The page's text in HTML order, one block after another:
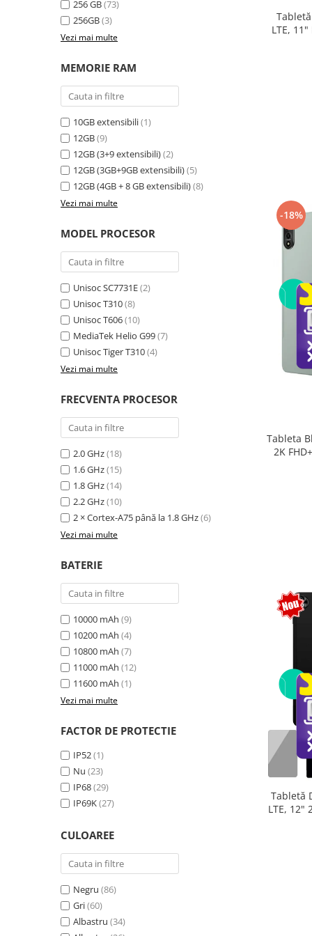
electrică portabile
Panouri solare portabile
Statii incarcare masini electrice
Media player cu Android
Produse resigilate
Termometre non contact
Aspiratoare robot, piese si accesorii
Piese de schimb telefoane mobile
256 GB(73)
256GB(3)
Vezi mai multe
MEMORIE RAM
10GB extensibili(1)
12GB(9)
12GB (3+9 extensibili)(2)
12GB (3GB+9GB extensibili)(5)
12GB (4GB + 8 GB extensibili)(8)
Vezi mai multe
MODEL PROCESOR
Unisoc SC7731E(2)
Unisoc T310(8)
Unisoc T606(10)
MediaTek Helio G99(7)
Unisoc Tiger T310(4)
Vezi mai multe
FRECVENTA PROCESOR
2.0 GHz(18)
1.6 GHz(15)
1.8 GHz(14)
2.2 GHz(10)
2 × Cortex-A75 până la 1.8 GHz(6)
Vezi mai multe
BATERIE
10000 mAh (9)
10200 mAh (4)
10800 mAh (7)
11000 mAh (12)
11600 mAh (1)
Vezi mai multe
FACTOR DE PROTECTIE
IP52(1)
Nu (23)
IP68(29)
IP69K(27)
CULOAREE
Negru (86)
Gri(60)
Albastru (34)
LTE, 11"
-18%
Tableta
2K
Tabletă
LTE, 12"